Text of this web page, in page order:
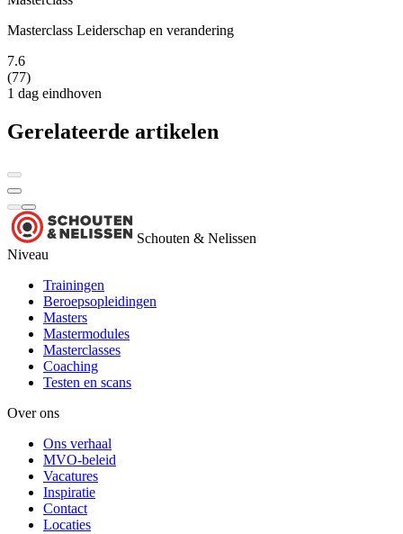
Masterclass Leiderschap en verandering
7.6
(77)
1 dag eindhoven
Gerelateerde artikelen
Schouten & Nelissen
Niveau
Trainingen
Beroepsopleidingen
Masters
Mastermodules
Masterclasses
Coaching
Testen en scans
Over ons
Ons verhaal
MVO-beleid
Vacatures
Inspiratie
Contact
Locaties